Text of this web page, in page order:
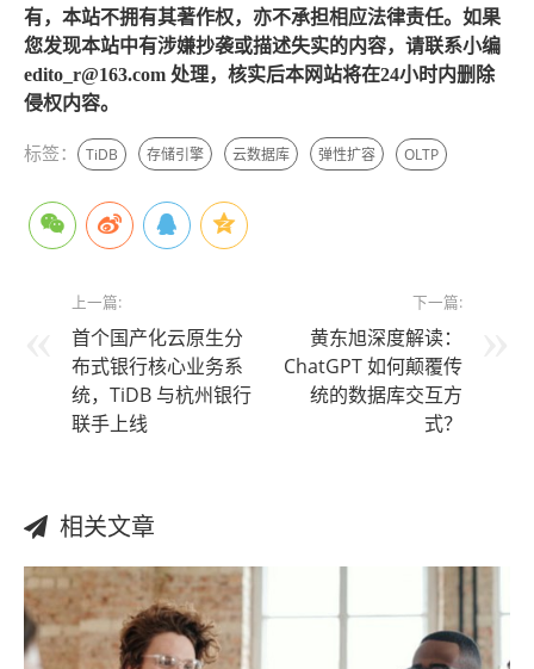
有，本站不拥有其著作权，亦不承担相应法律责任。如果
您发现本站中有涉嫌抄袭或描述失实的内容，请联系小编
edito_r@163.com 处理，核实后本网站将在24小时内删除
侵权内容。
标签： TiDB 存储引擎 云数据库 弹性扩容 OLTP
上一篇:
首个国产化云原生分
布式银行核心业务系
统，TiDB 与杭州银行
联手上线
下一篇:
黄东旭深度解读：
ChatGPT 如何颠覆传
统的数据库交互方
式？
相关文章